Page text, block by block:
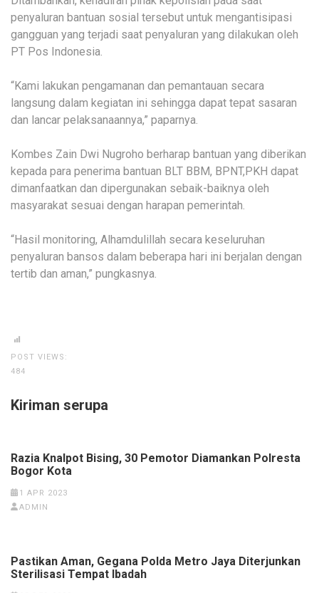
penyaluran bantuan sosial tersebut untuk mengantisipasi
gangguan yang terjadi saat penyaluran yang dilakukan oleh
PT Pos Indonesia.
“Kami lakukan pengamanan dan pemantauan secara
langsung dalam kegiatan ini sehingga dapat tepat sasaran
dan lancar pelaksanaannya,” paparnya.
Kombes Zain Dwi Nugroho berharap bantuan yang diberikan
kepada para penerima bantuan BLT BBM, BPNT,PKH dapat
dimanfaatkan dan dipergunakan sebaik-baiknya oleh
masyarakat sesuai dengan harapan pemerintah.
“Hasil monitoring, Alhamdulillah secara keseluruhan
penyaluran bansos dalam beberapa hari ini berjalan dengan
tertib dan aman,” pungkasnya.
POST VIEWS:
484
Kiriman serupa
Razia Knalpot Bising, 30 Pemotor Diamankan Polresta
Bogor Kota
1 APR 2023
ADMIN
Pastikan Aman, Gegana Polda Metro Jaya Diterjunkan
Sterilisasi Tempat Ibadah